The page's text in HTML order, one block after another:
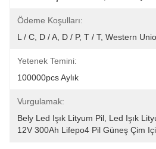
Ödeme Koşulları:
L / C, D / A, D / P, T / T, Western
Yetenek Temini:
100000pcs Aylık
Vurgulamak:
Bely Led Işık Lityum Pil Led Işık
12V 300Ah Lifepo4 Pil Güneş Çim